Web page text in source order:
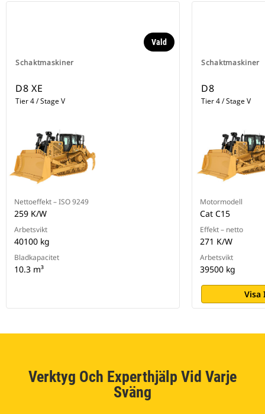
Schaktmaskiner
Vald
D8 XE
Tier 4 / Stage V
Nettoeffekt – ISO 9249
259 K/W
Arbetsvikt
40100 kg
Bladkapacitet
10.3 m³
Schaktmaskiner
D8
Tier 4 / Stage V
Motormodell
Cat C15
Effekt – netto
271 K/W
Arbetsvikt
39500 kg
Visa
Verktyg Och Experthjälp Vid Varje
Sväng